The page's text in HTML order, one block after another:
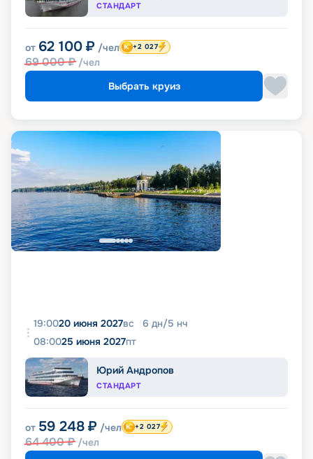
СТАНДАРТ
от 62 100 ₽ /чел
69 000₽ /чел
+2 027
Выбрать круиз
19:0020 июня 2027вс 6 дн/5 нч
08:0025 июня 2027пт
Юрий Андропов
СТАНДАРТ
от 59 248 ₽ /чел
64 400₽ /чел
+2 027